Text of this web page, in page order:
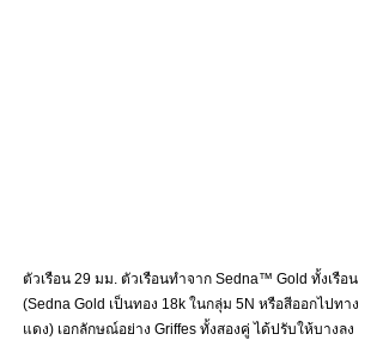
ตัวเรือน 29 มม. ตัวเรือนทำจาก Sedna™ Gold ทั้งเรือน
(Sedna Gold เป็นทอง 18k ในกลุ่ม 5N หรือสีออกไปทาง
แดง) เอกลักษณ์อย่าง Griffes ทั้งสองคู่ ได้ปรับให้บางลง